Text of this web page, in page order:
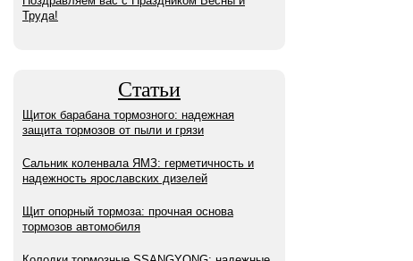
Труда!
Статьи
Щиток барабана тормозного: надежная
защита тормозов от пыли и грязи
Сальник коленвала ЯМЗ: герметичность и
надежность ярославских дизелей
Щит опорный тормоза: прочная основа
тормозов автомобиля